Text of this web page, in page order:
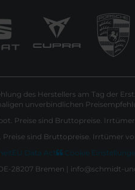
des Herstellers am Tag der
unverbindlichen
Preise sind Bruttopreise.
sind Bruttopreise. Irrtümer
EU Data Act
Cookie
28207 Bremen | info@schmidt-